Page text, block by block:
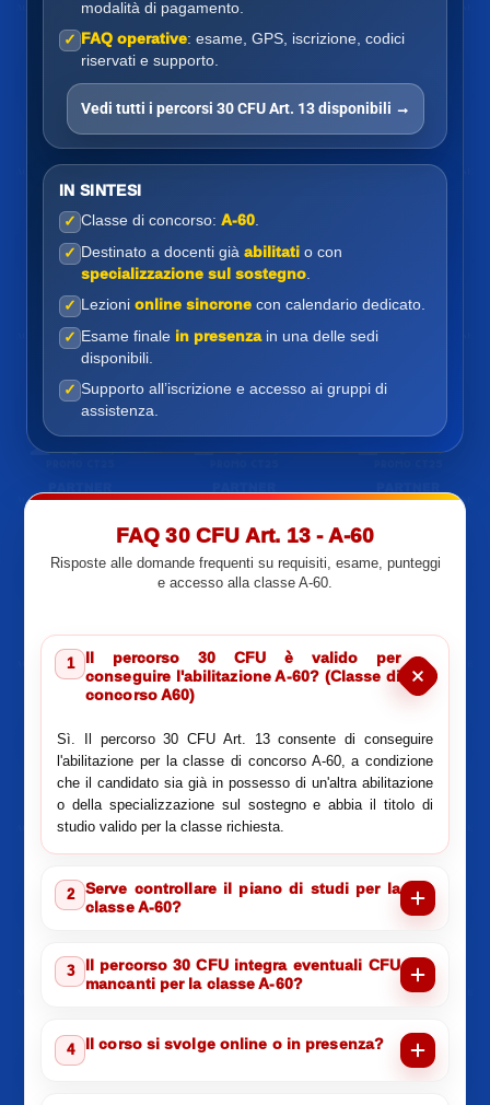
modalità di pagamento.
✓ FAQ operative: esame, GPS, iscrizione, codici
riservati e supporto.
Vedi tutti i percorsi 30 CFU Art. 13 disponibili →
IN SINTESI
✓ Classe di concorso: A-60
✓ Destinato a docenti già abilitati o con
specializzazione sul sostegno
✓ Lezioni online sincrone con calendario dedicato.
✓ Esame finale in presenzain una delle sedi
disponibili.
✓ Supporto all’iscrizione e accesso ai gruppi di
assistenza.
FAQ 30 CFU Art. 13 - A-60
Risposte alle domande frequenti su requisiti, esame, punteggi
e accesso alla classe A-60.
1
Il percorso 30 CFU è valido per
conseguire l'abilitazione A-60? (Classe di
concorso A60)
Sì. Il percorso 30 CFU Art. 13 consente di conseguire
l'abilitazione per la classe di concorso A-60, a condizione
che il candidato sia già in possesso di un'altra abilitazione
o della specializzazione sul sostegno e abbia il titolo di
studio valido per la classe richiesta.
2
Serve controllare il piano di studi per la
classe A-60?
3
Il percorso 30 CFU integra eventuali CFU
mancanti per la classe A-60?
4 Il corso si svolge online o in presenza?